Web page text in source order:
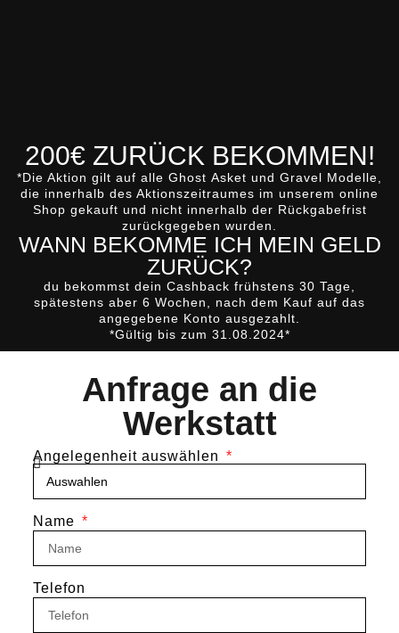
200€ ZURÜCK BEKOMMEN!
*Die Aktion gilt auf alle Ghost Asket und Gravel Modelle,
die innerhalb des Aktionszeitraumes im unserem online
Shop gekauft und nicht innerhalb der Rückgabefrist
zurückgegeben wurden.
WANN BEKOMME ICH MEIN GELD
ZURÜCK?
du bekommst dein Cashback frühstens 30 Tage,
spätestens aber 6 Wochen, nach dem Kauf auf das
angegebene Konto ausgezahlt.
*Gültig bis zum 31.08.2024*
Anfrage an die
Werkstatt
Angelegenheit auswählen
Name
Telefon